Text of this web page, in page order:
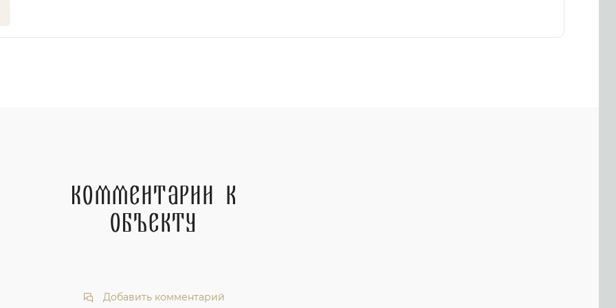
Комментарии к
объекту
Добавить комментарий